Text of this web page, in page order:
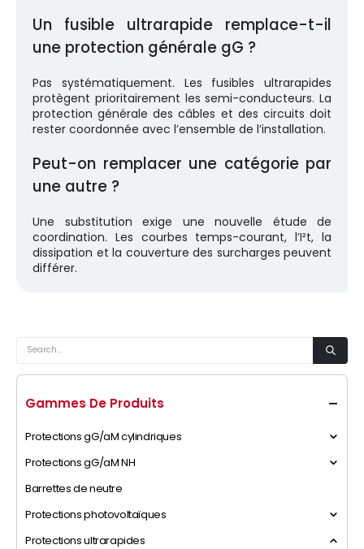
Un fusible ultrarapide remplace-t-il
une protection générale gG ?
Pas systématiquement. Les fusibles ultrarapides
protègent prioritairement les semi-conducteurs. La
protection générale des câbles et des circuits doit
rester coordonnée avec l’ensemble de l’installation.
Peut-on remplacer une catégorie par
une autre ?
Une substitution exige une nouvelle étude de
coordination. Les courbes temps-courant, l’I²t, la
dissipation et la couverture des surcharges peuvent
différer.
Gammes De Produits
Protections gG/aM cylindriques
Protections gG/aM NH
Barrettes de neutre
Protections photovoltaïques
Protections ultrarapides